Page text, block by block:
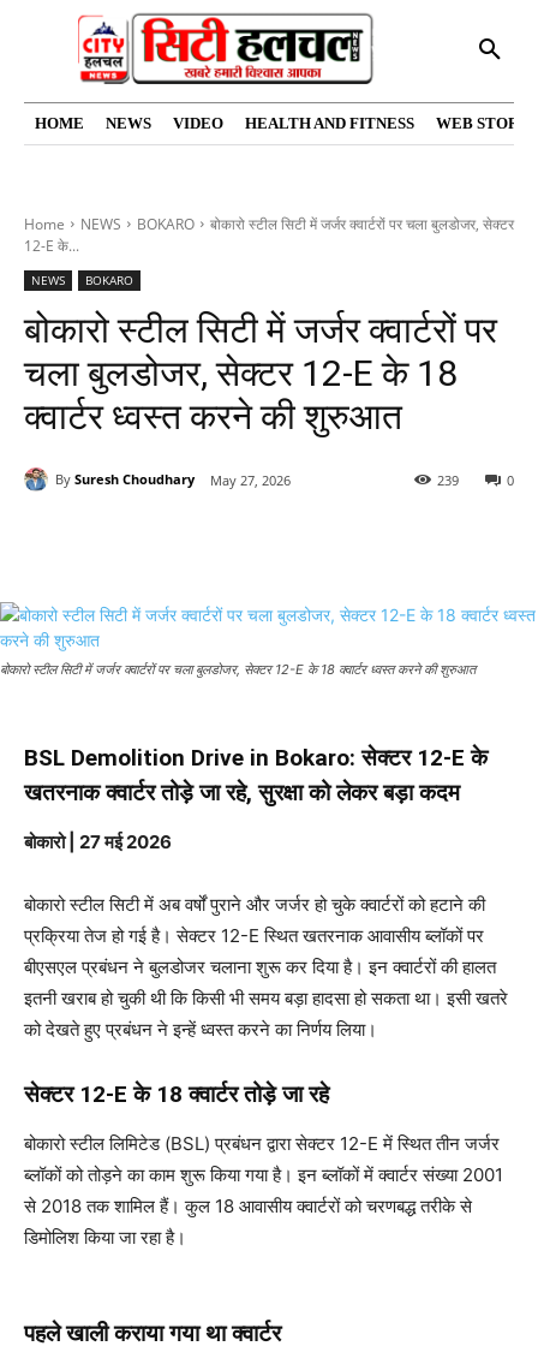
HOME NEWS VIDEO HEALTH AND FITNESS WEB
Home NEWS BOKARO
बोकारो स्टील सिटी में जर्जर क्वार्टरों पर चला बुलडोजर, सेक्टर
12-E के...
NEWS BOKARO
बोकारो स्टील सिटी में जर्जर क्वार्टरों पर
चला बुलडोजर, सेक्टर 12-E के 18
क्वार्टर ध्वस्त करने की शुरुआत
By Suresh Choudhary May 27, 2026 0
239
बोकारो स्टील सिटी में जर्जर क्वार्टरों पर चला बुलडोजर, सेक्टर 12-E के 18 क्वार्टर ध्वस्त करने की शुरुआत
BSL Demolition Drive in Bokaro: सेक्टर 12-E के
खतरनाक क्वार्टर तोड़े जा रहे, सुरक्षा को लेकर बड़ा कदम
बोकारो | 27 मई 2026
बोकारो स्टील सिटी में अब वर्षों पुराने और जर्जर हो चुके क्वार्टरों को हटाने की
प्रक्रिया तेज हो गई है। सेक्टर 12-E स्थित खतरनाक आवासीय ब्लॉकों पर
बीएसएल प्रबंधन ने बुलडोजर चलाना शुरू कर दिया है। इन क्वार्टरों की हालत
इतनी खराब हो चुकी थी कि किसी भी समय बड़ा हादसा हो सकता था। इसी खतरे
को देखते हुए प्रबंधन ने इन्हें ध्वस्त करने का निर्णय लिया।
सेक्टर 12-E के 18 क्वार्टर तोड़े जा रहे
बोकारो स्टील लिमिटेड (BSL) प्रबंधन द्वारा सेक्टर 12-E में स्थित तीन जर्जर
ब्लॉकों को तोड़ने का काम शुरू किया गया है। इन ब्लॉकों में क्वार्टर संख्या 2001
से 2018 तक शामिल हैं। कुल 18 आवासीय क्वार्टरों को चरणबद्ध तरीके से
डिमोलिश किया जा रहा है।
पहले खाली कराया गया था क्वार्टर